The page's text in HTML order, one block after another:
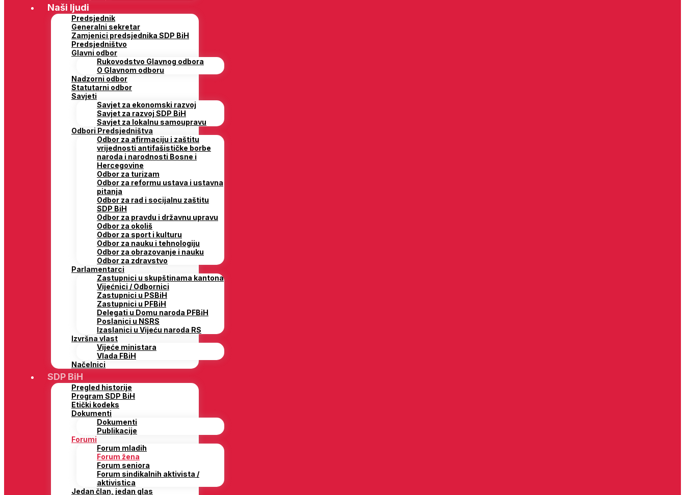
Naši ljudi
Predsjednik
Generalni sekretar
Zamjenici predsjednika SDP BiH
Predsjedništvo
Glavni odbor
Rukovodstvo Glavnog odbora
O Glavnom odboru
Nadzorni odbor
Statutarni odbor
Savjeti
Savjet za ekonomski razvoj
Savjet za razvoj SDP BiH
Savjet za lokalnu samoupravu
Odbori Predsjedništva
Odbor za afirmaciju i zaštitu
vrijednosti antifašističke borbe
naroda i narodnosti Bosne i
Hercegovine
Odbor za turizam
Odbor za reformu ustava i ustavna
pitanja
Odbor za rad i socijalnu zaštitu
SDP BiH
Odbor za pravdu i državnu upravu
Odbor za okoliš
Odbor za sport i kulturu
Odbor za nauku i tehnologiju
Odbor za obrazovanje i nauku
Odbor za zdravstvo
Parlamentarci
Zastupnici u skupštinama kantona
Vijećnici / Odbornici
Zastupnici u PSBiH
Zastupnici u PFBiH
Delegati u Domu naroda PFBiH
Poslanici u NSRS
Izaslanici u Vijeću naroda RS
Izvršna vlast
Vijeće ministara
Vlada FBiH
Načelnici
SDP BiH
Pregled historije
Program SDP BiH
Etički kodeks
Dokumenti
Dokumenti
Publikacije
Forumi
Forum mladih
Forum žena
Forum seniora
Forum sindikalnih aktivista /
aktivistica
Jedan član, jedan glas